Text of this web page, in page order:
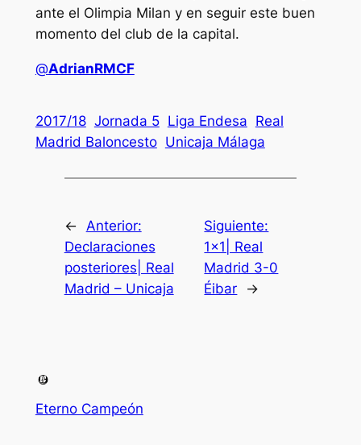
ante el Olimpia Milan y en seguir este buen
momento del club de la capital.
@AdrianRMCF
2017/18 Jornada 5 Liga Endesa Real
Madrid Baloncesto Unicaja Málaga
←
Anterior:
Declaraciones
posteriores| Real
Madrid – Unicaja
Siguiente:
1×1| Real
Madrid 3-0
Éibar
→
Eterno Campeón